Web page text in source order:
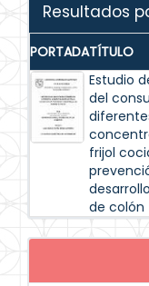
Resultados
PORTADATÍTULO
Estudio
del
frijol
de colón